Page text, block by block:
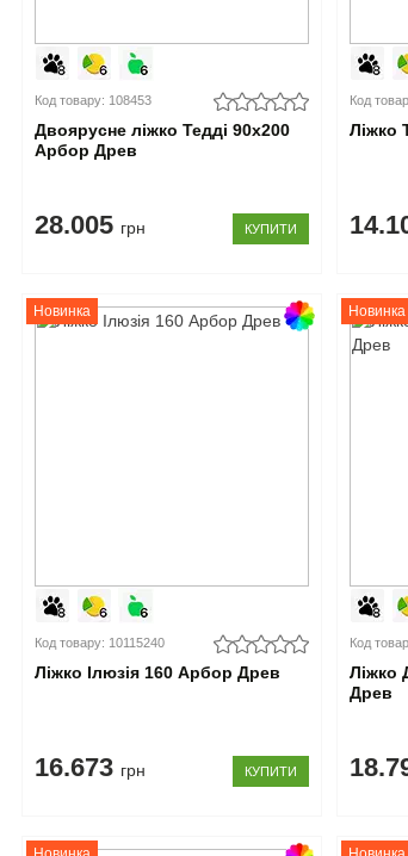
Код товару: 108453
Двоярусне ліжко Тедді 90x200
Арбор Древ
28.005 грн КУПИТИ
Код
Ліжко
Новинка
Код товару: 10115240
Ліжко Ілюзія 160 Арбор Древ
16.673 грн КУПИТИ
Новинка
Код
Ліжко
Древ